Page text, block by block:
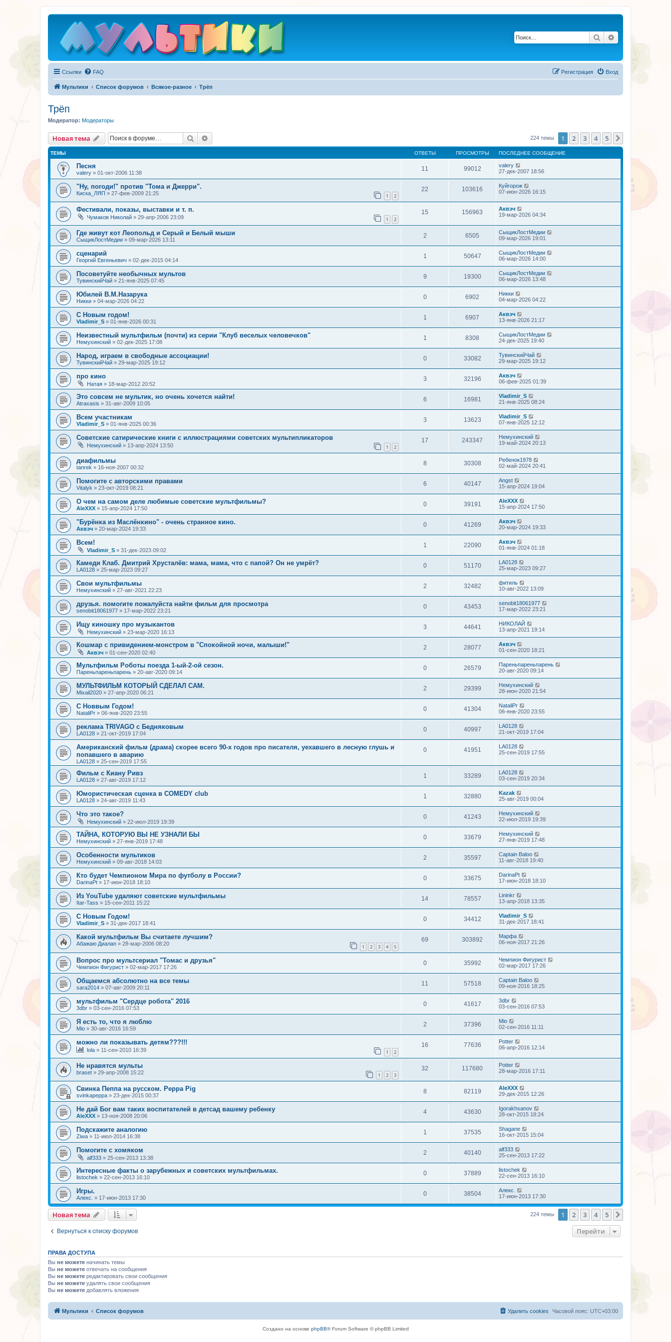
Поиск
Ссылки FAQ Вход
Регистрация
Мультики Список форумов Всякое-разное Трёп
Трёп
Модератор: Модераторы
Новая тема Поиск 224 темы 1 2 3 4 5
ТЕМЫ ОТВЕТЫ ПРОСМОТРЫ ПОСЛЕДНЕЕ СООБЩЕНИЕ
Песня
valery » 01-окт-2006 11:38
11 99012
valery
27-дек-2007 18:56
"Ну, погоди!" против "Тома и Джерри".
Киска_ЛЯП » 27-фев-2009 21:25 1 2
22 103616
Куйгорож
07-июн-2026 16:15
Фестивали, показы, выставки и т. п.
Чумаков Николай » 29-апр-2006 23:09 1 2
15 156963
Аквэч
19-мар-2026 04:34
Где живут кот Леопольд и Серый и Белый мыши
СыщикЛостМедии » 09-мар-2026 13:11
2 6505
СыщикЛостМедии
09-мар-2026 19:01
сценарий
Георгий Евгеньевич » 02-дек-2015 04:14
1 50647
СыщикЛостМедии
06-мар-2026 14:00
Посоветуйте необычных мультов
ТувинскийЧай » 21-янв-2025 07:45
9 19300
СыщикЛостМедии
06-мар-2026 13:48
Юбилей В.М.Назарука
Никки » 04-мар-2026 04:22
0 6902
Никки
04-мар-2026 04:22
С Новым годом!
Vladimir_S » 01-янв-2026 00:31
1 6907
Аквэч
13-янв-2026 21:17
Неизвестный мультфильм (почти) из серии "Клуб веселых человечков"
Немухинский » 02-дек-2025 17:08
1 8308
СыщикЛостМедии
24-дек-2025 19:40
Народ, играем в свободные ассоциации!
ТувинскийЧай » 29-мар-2025 19:12
0 33082
ТувинскийЧай
29-мар-2025 19:12
про кино
Натая » 18-мар-2012 20:52
3 32196
Аквэч
06-фев-2025 01:39
Это совсем не мультик, но очень хочется найти!
Atraxasis » 31-авг-2009 10:05
6 16981
Vladimir_S
21-янв-2025 08:24
Всем участникам
Vladimir_S » 01-янв-2025 00:36
3 13623
Vladimir_S
07-янв-2025 12:12
Советские сатирические книги с иллюстрациями советских мультипликаторов
Немухинский » 13-апр-2024 13:50 1 2
17 243347
Немухинский
19-май-2024 20:13
диафильмы
tanrek » 16-ноя-2007 00:32
8 30308
Ребенок1978
02-май-2024 20:41
Помогите с авторскими правами
Vitalyk » 23-окт-2019 08:21
6 40147
Angst
15-апр-2024 19:04
О чем на самом деле любимые советские мультфильмы?
AleXXX » 15-апр-2024 17:50
0 39191
AleXXX
15-апр-2024 17:50
"Бурёнка из Маслёнкино" - очень странное кино.
Аквэч » 20-мар-2024 19:33
0 41269
Аквэч
20-мар-2024 19:33
Всем!
Vladimir_S » 31-дек-2023 09:02
1 22090
Аквэч
01-янв-2024 01:18
Камеди Клаб. Дмитрий Хрусталёв: мама, мама, что с папой? Он не умрёт?
LA0128 » 25-мар-2023 09:27
0 51170
LA0128
25-мар-2023 09:27
Свои мультфильмы
Немухинский » 27-авг-2021 22:23
2 32482
фитиль
10-авг-2022 13:09
друзья. помогите пожалуйста найти фильм для просмотра
senobit18061977 » 17-мар-2022 23:21
0 43453
senobit18061977
17-мар-2022 23:21
Ищу киношку про музыкантов
Немухинский » 23-мар-2020 16:13
3 44641
НИКОЛАЙ
13-апр-2021 19:14
Кошмар с привидением-монстром в "Спокойной ночи, малыши!"
Аквэч » 01-сен-2020 02:40
2 28077
Аквэч
01-сен-2020 18:21
Мультфильм Роботы поезда 1-ый-2-ой сезон.
Пареньпареньпарень » 20-авг-2020 09:14
0 26579
Пареньпареньпарень
20-авг-2020 09:14
МУЛЬТФИЛЬМ КОТОРЫЙ СДЕЛАЛ САМ.
Mixail2020 » 27-апр-2020 06:21
2 29399
Немухинский
28-июн-2020 21:54
С Новвым Годом!
NataliPr » 06-янв-2020 23:55
0 41304
NataliPr
06-янв-2020 23:55
реклама TRIVAGO с Бедняковым
LA0128 » 21-окт-2019 17:04
0 40997
LA0128
21-окт-2019 17:04
Американский фильм (драма) скорее всего 90-х годов про писателя, уехавшего в лесную глушь и
попавшего в аварию
LA0128 » 25-сен-2019 17:55
0 41951
LA0128
25-сен-2019 17:55
Фильм с Киану Ривз
LA0128 » 27-авг-2019 17:12
1 33289
LA0128
03-сен-2019 20:34
Юмористическая сценка в COMEDY club
LA0128 » 24-авг-2019 11:43
1 32880
Kazak
25-авг-2019 00:04
Что это такое?
Немухинский » 22-июл-2019 19:39
0 41243
Немухинский
22-июл-2019 19:39
ТАЙНА, КОТОРУЮ ВЫ НЕ УЗНАЛИ БЫ
Немухинский » 27-янв-2019 17:48
0 33679
Немухинский
27-янв-2019 17:48
Особенности мультиков
Немухинский » 09-авг-2018 14:03
2 35597
Captain Baloo
11-авг-2018 19:40
Кто будет Чемпионом Мира по футболу в России?
DarinaPt » 17-июн-2018 18:10
0 33675
DarinaPt
17-июн-2018 18:10
Из YouTube удаляют советские мультфильмы
Itar-Tass » 15-сен-2011 15:22
14 78557
Lininkr
13-апр-2018 13:35
С Новым Годом!
Vladimir_S » 31-дек-2017 18:41
0 34412
Vladimir_S
31-дек-2017 18:41
Какой мультфильм Вы считаете лучшим?
Абажаю Диалап » 28-мар-2006 08:20 1 2 3 4 5
69 303892
Марфа
06-ноя-2017 21:26
Вопрос про мультсериал "Томас и друзья"
Чемпион Фигурист » 02-мар-2017 17:26
0 35992
Чемпион Фигурист
02-мар-2017 17:26
Общаемся абсолютно на все темы
sara2014 » 07-авг-2009 20:11
11 57518
Captain Baloo
09-ноя-2016 18:25
мультфильм "Сердце робота" 2016
3dbr » 03-сен-2016 07:53
0 41617
3dbr
03-сен-2016 07:53
Я есть то, что я люблю
Mio » 30-авг-2016 16:59
2 37396
Mio
02-сен-2016 11:11
можно ли показывать детям???!!!
lola » 11-сен-2010 16:39 1 2
16 77636
Potter
06-апр-2016 12:14
Не нравятся мульты
braset » 29-апр-2008 15:22 1 2 3
32 117680
Potter
28-мар-2016 17:11
Свинка Пеппа на русском. Peppa Pig
svinkapeppa » 23-дек-2015 00:37
8 82119
AleXXX
29-дек-2015 12:26
Не дай Бог вам таких воспитателей в детсад вашему ребенку
AleXXX » 13-ноя-2008 20:06
4 43630
Igorakhsanov
28-окт-2015 18:24
Подскажите аналогию
Ziwa » 11-июл-2014 16:38
1 37535
Shagane
16-окт-2015 15:04
Помогите с хомяком
alf333 » 25-сен-2013 13:38
2 40140
alf333
25-сен-2013 17:22
Интересные факты о зарубежных и советских мультфильмах.
listochek » 22-сен-2013 16:10
0 37889
listochek
22-сен-2013 16:10
Игры.
Алекс. » 17-июн-2013 17:30
0 38504
Алекс.
17-июн-2013 17:30
Новая тема 224 темы 1 2 3 4 5
Вернуться к списку форумов Перейти
ПРАВА ДОСТУПА
Вы не можете начинать темы
Вы не можете отвечать на сообщения
Вы не можете редактировать свои сообщения
Вы не можете удалять свои сообщения
Вы не можете добавлять вложения
Мультики Список форумов Часовой пояс: UTC+03:00
Удалить cookies
Создано на основе phpBB® Forum Software © phpBB Limited